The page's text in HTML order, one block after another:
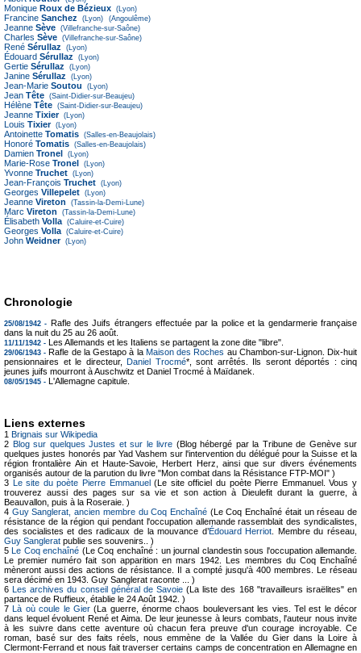
Monique Roux de Bézieux (Lyon)
Francine Sanchez (Lyon) (Angoulême)
Jeanne Sève (Villefranche-sur-Saône)
Charles Sève (Villefranche-sur-Saône)
René Sérullaz (Lyon)
Édouard Sérullaz (Lyon)
Gertie Sérullaz (Lyon)
Janine Sérullaz (Lyon)
Jean-Marie Soutou (Lyon)
Jean Tête (Saint-Didier-sur-Beaujeu)
Hélène Tête (Saint-Didier-sur-Beaujeu)
Jeanne Tixier (Lyon)
Louis Tixier (Lyon)
Antoinette Tomatis (Salles-en-Beaujolais)
Honoré Tomatis (Salles-en-Beaujolais)
Damien Tronel (Lyon)
Marie-Rose Tronel (Lyon)
Yvonne Truchet (Lyon)
Jean-François Truchet (Lyon)
Georges Villepelet (Lyon)
Jeanne Vireton (Tassin-la-Demi-Lune)
Marc Vireton (Tassin-la-Demi-Lune)
Élisabeth Volla (Caluire-et-Cuire)
Georges Volla (Caluire-et-Cuire)
John Weidner (Lyon)
Chronologie
25/08/1942 - Rafle des Juifs étrangers effectuée par la police et la gendarmerie française
dans la nuit du 25 au 26 août.
11/11/1942 - Les Allemands et les Italiens se partagent la zone dite "libre".
29/06/1943 - Rafle de la Gestapo à la Maison des Roches au Chambon-sur-Lignon. Dix-huit
pensionnaires et le directeur, Daniel Trocmé*, sont arrêtés. Ils seront déportés : cinq
jeunes juifs mourront à Auschwitz et Daniel Trocmé à Maïdanek.
08/05/1945 - L'Allemagne capitule.
Liens externes
1 Brignais sur Wikipedia
2 Blog sur quelques Justes et sur le livre (Blog hébergé par la Tribune de Genève sur
quelques justes honorés par Yad Vashem sur l'intervention du délégué pour la Suisse et la
région frontalière Ain et Haute-Savoie, Herbert Herz, ainsi que sur divers événements
organisés autour de la parution du livre "Mon combat dans la Résistance FTP-MOI" )
3 Le site du poète Pierre Emmanuel(Le site officiel du poète Pierre Emmanuel. Vous y
trouverez aussi des pages sur sa vie et son action à Dieulefit durant la guerre, à
Beauvallon, puis à la Roseraie. )
4 Guy Sanglerat, ancien membre du Coq Enchaîné (Le Coq Enchaîné était un réseau de
résistance de la région qui pendant l'occupation allemande rassemblait des syndicalistes,
des socialistes et des radicaux de la mouvance d’Édouard Herriot . Membre du réseau,
Guy Sanglerat publie ses souvenirs.. )
5Le Coq enchaîné (Le Coq enchaîné : un journal clandestin sous l'occupation allemande.
Le premier numéro fait son apparition en mars 1942. Les membres du Coq Enchaîné
mèneront aussi des actions de résistance. Il a compté jusqu'à 400 membres. Le réseau
sera décimé en 1943. Guy Sanglerat raconte ... )
6Les archives du conseil général de Savoie (La liste des 168 "travailleurs israëlites" en
partance de Ruffieux, établie le 24 Août 1942. )
7Là où coule le Gier(La guerre, énorme chaos bouleversant les vies. Tel est le décor
dans lequel évoluent René et Aima. De leur jeunesse à leurs combats, l'auteur nous invite
à les suivre dans cette aventure où chacun fera preuve d'un courage incroyable. Ce
roman, basé sur des faits réels, nous emmène de la Vallée du Gier dans la Loire à
Clermont-Ferrand et nous fait traverser certains camps de concentration en Allemagne en